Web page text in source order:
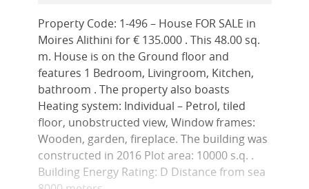
Property Code: 1-496 – House FOR SALE in
Moires Alithini for € 135.000 . This 48.00 sq.
m. House is on the Ground floor and
features 1 Bedroom, Livingroom, Kitchen,
bathroom . The property also boasts
Heating system: Individual – Petrol, tiled
floor, unobstructed view, Window frames:
Wooden, garden, fireplace. The building was
constructed in 2016 Plot area: 10000 s.q. .
Building Energy Rating: D Distance from sea